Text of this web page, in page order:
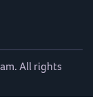
All rights